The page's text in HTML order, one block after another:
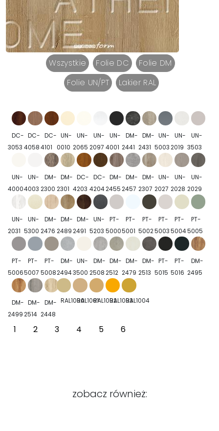
Wszystkie Folie DC
Folie DM
Folie UN/PT
Lakier RAL
DC-
3053
DC-
4058
DC-
4101
UN-
0010
UN-
2065
UN-
2097
UN-
4001
DM-
2441
DM-
2431
UN-
5003
UN-
2019
UN-
3503
UN-
4000
UN-
4003
DM-
2300
DM-
2301
DC-
4203
DC-
4204
DM-
2455
DM-
2457
DM-
2307
UN-
2027
UN-
2028
UN-
2029
UN-
2031
UN-
5300
DM-
2476
DM-
2489
DM-
2491
UN-
5203
PT-
5000
PT-
5001
PT-
5002
PT-
5003
PT-
5004
PT-
5005
PT-
5006
PT-
5007
PT-
5008
DM-
2494
UN-
3500
DM-
2508
DM-
2512
DM-
2479
DM-
2513
PT-
5015
PT-
5016
DM-
2495
DM-
2499
DM-
2514
DM-
2448
RAL1000RAL1001RAL1002RAL1003RAL1004
1 2 3 4 5 6
zobacz również: